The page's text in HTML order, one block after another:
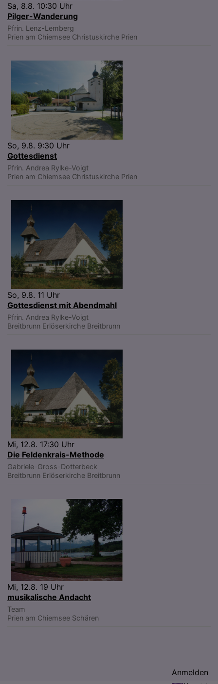
Sa, 8.8. 10:30 Uhr
Pilger-Wanderung
Pfrin. Lenz-Lemberg
Prien am Chiemsee Christuskirche Prien
So, 9.8. 9:30 Uhr
Gottesdienst
Pfrin. Andrea Rylke-Voigt
Prien am Chiemsee Christuskirche Prien
So, 9.8. 11 Uhr
Gottesdienst mit Abendmahl
Pfrin. Andrea Rylke-Voigt
Breitbrunn Erlöserkirche Breitbrunn
Mi, 12.8. 17:30 Uhr
Die Feldenkrais-Methode
Gabriele-Gross-Dotterbeck
Breitbrunn Erlöserkirche Breitbrunn
Mi, 12.8. 19 Uhr
musikalische Andacht
Team
Prien am Chiemsee Schären
Anmelden